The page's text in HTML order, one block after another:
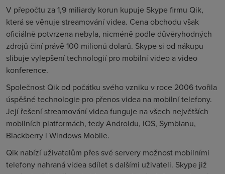
V přepočtu za 1,9 miliardy korun kupuje Skype firmu Qik,
která se věnuje streamování videa. Cena obchodu však
oficiálně potvrzena nebyla, nicméně podle důvěryhodných
zdrojů činí právě 100 milionů dolarů. Skype si od nákupu
slibuje vylepšení technologií pro mobilní video a video
konference.
Společnost Qik od počátku svého vzniku v roce 2006 tvořila
úspěšné technologie pro přenos videa na mobilní telefony.
Její řešení streamování videa funguje na všech největších
mobilních platformách, tedy Androidu, iOS, Symbianu,
Blackberry i Windows Mobile.
Qik nabízí uživatelům přes své servery možnost mobilními
telefony nahraná videa sdílet s dalšími uživateli. Skype již